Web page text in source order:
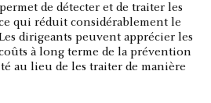
de détecter et de traiter les
qui réduit considérablement le
dirigeants peuvent apprécier les
à long terme de la prévention
au lieu de les traiter de manière